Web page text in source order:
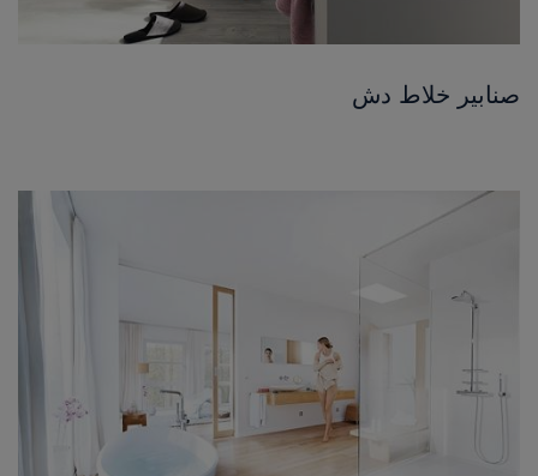
صنابير خلاط دش